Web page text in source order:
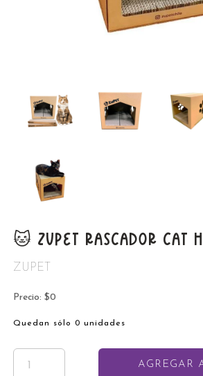
🐱 ZUPET RASCADOR CAT
ZUPET
Precio: $0
Quedan sólo 0 unidades
AGREGAR